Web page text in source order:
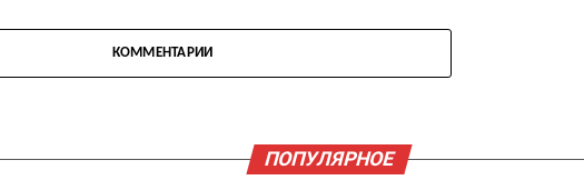
КОММЕНТАРИИ
ПОПУЛЯРНОЕ